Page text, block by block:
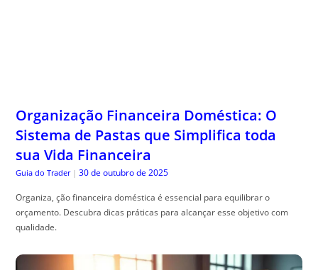
Organização Financeira Doméstica: O
Sistema de Pastas que Simplifica toda
sua Vida Financeira
Guia do Trader | 30 de outubro de 2025
Organiza, ção financeira doméstica é essencial para equilibrar o
orçamento. Descubra dicas práticas para alcançar esse objetivo com
qualidade.